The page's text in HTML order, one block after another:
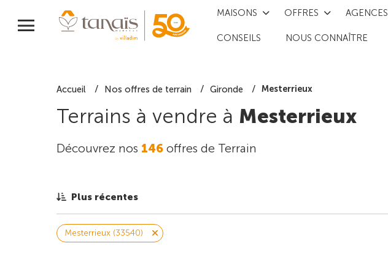
MAISONS OFFRES AGENCES
CONSEILS NOUS CONNAÎTRE
Accueil Nos offres de terrain Gironde Mesterrieux
Terrains à vendre à Mesterrieux
Découvrez nos 146 offres de Terrain
Plus récentes
Mesterrieux (33540)